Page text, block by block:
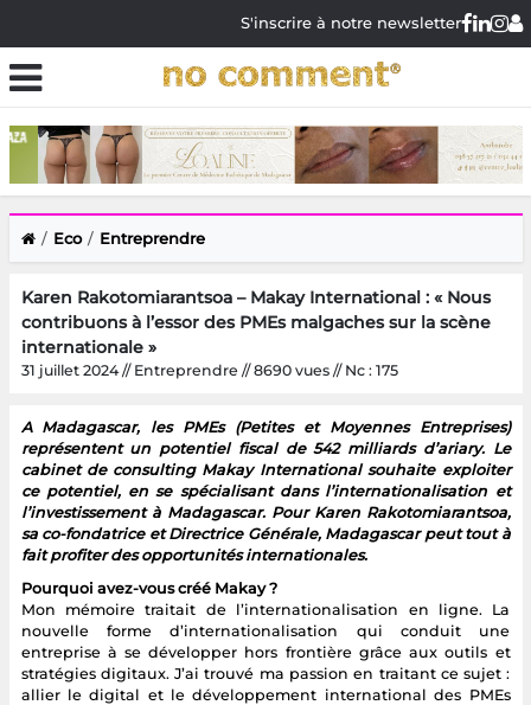
S'inscrire à notre newsletter
Eco Entreprendre
Karen Rakotomiarantsoa – Makay International : « Nous
contribuons à l’essor des PMEs malgaches sur la scène
internationale »
31 juillet 2024 // Entreprendre // 8690 vues // Nc : 175
A Madagascar, les PMEs (Petites et Moyennes Entreprises)
représentent un potentiel fiscal de 542 milliards d’ariary. Le
cabinet de consulting Makay International souhaite exploiter
ce potentiel, en se spécialisant dans l’internationalisation et
l’investissement à Madagascar. Pour Karen Rakotomiarantsoa,
sa co-fondatrice et Directrice Générale, Madagascar peut tout à
fait profiter des opportunités internationales.
Pourquoi avez-vous créé Makay ?
Mon mémoire traitait de l’internationalisation en ligne. La
nouvelle forme d’internationalisation qui conduit une
entreprise à se développer hors frontière grâce aux outils et
stratégies digitaux. J’ai trouvé ma passion en traitant ce sujet :
allier le digital et le développement international des PMEs